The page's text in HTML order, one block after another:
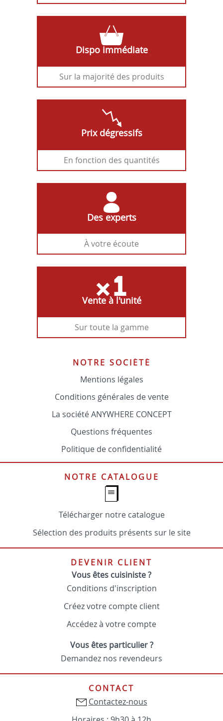
Dispo immédiate
Sur la majorité des produits
Prix dégressifs
En fonction des quantités
Des experts
À votre écoute
Vente à l'unité
Sur toute la gamme
NOTRE SOCIÉTÉ
Mentions légales
Conditions générales de vente
La société ANYWHERE CONCEPT
Questions fréquentes
Politique de confidentialité
NOTRE CATALOGUE
Télécharger notre catalogue
Sélection des produits présents sur le site
DEVENIR CLIENT
Vous êtes cuisiniste ?
Conditions d'inscription
Créez votre compte client
Accédez à votre compte
Vous êtes particulier ?
Demandez nos revendeurs
CONTACT
Contactez-nous